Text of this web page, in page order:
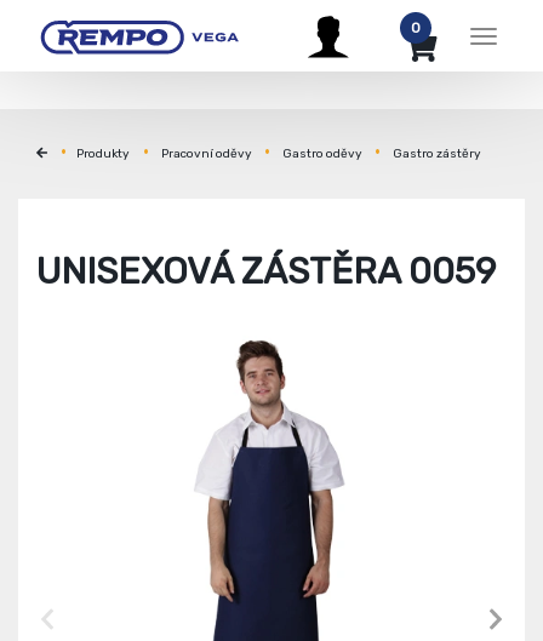
Menu
0
Produkty Pracovní oděvy Gastro oděvy Gastro zástěry
UNISEXOVÁ ZÁSTĚRA 0059